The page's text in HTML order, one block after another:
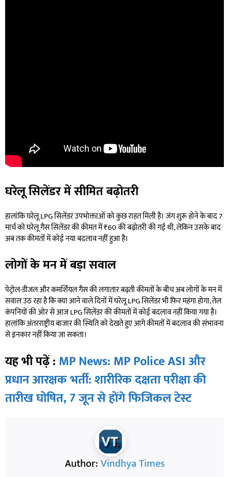
घरेलू सिलेंडर में सीमित बढ़ोतरी
हालांकि घरेलू LPG सिलेंडर उपभोक्ताओं को कुछ राहत मिली है। जंग शुरू होने के बाद 7
मार्च को घरेलू गैस सिलेंडर की कीमत में ₹60 की बढ़ोतरी की गई थी, लेकिन उसके बाद
अब तक कीमतों में कोई नया बदलाव नहीं हुआ है।
लोगों के मन में बड़ा सवाल
पेट्रोल-डीजल और कमर्शियल गैस की लगातार बढ़ती कीमतों के बीच अब लोगों के मन में
सवाल उठ रहा है कि क्या आने वाले दिनों में घरेलू LPG सिलेंडर भी फिर महंगा होगा, तेल
कंपनियों की ओर से आज LPG सिलेंडर की कीमतों में कोई बदलाव नहीं किया गया है।
हालांकि अंतरराष्ट्रीय बाजार की स्थिति को देखते हुए आगे कीमतों में बदलाव की संभावना
से इनकार नहीं किया जा सकता।
यह भी पढ़ें : MP News: MP Police ASI और
प्रधान आरक्षक भर्ती: शारीरिक दक्षता परीक्षा की
तारीख घोषित, 7 जून से होंगे फिजिकल टेस्ट
Author:Vindhya Times